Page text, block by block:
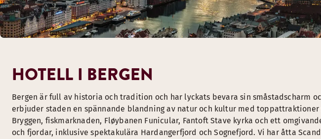
HOTELL I BERGEN
Bergen är full av historia och tradition och har lyckats bevara sin småstadscharm
erbjuder staden en spännande blandning av natur och kultur med toppattraktioner
Bryggen, fiskmarknaden, Fløybanen Funicular, Fantoft Stave kyrka och ett
och fjordar, inklusive spektakulära Hardangerfjord och Sognefjord. Vi har åtta